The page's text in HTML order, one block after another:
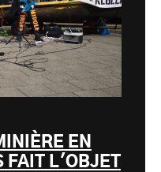
EN
FAIT L'OBJET